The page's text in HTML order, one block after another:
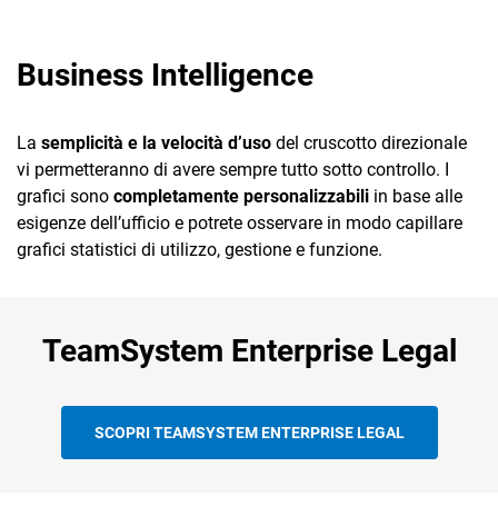
Business Intelligence
La semplicità e la velocità d’uso del cruscotto direzionale
vi permetteranno di avere sempre tutto sotto controllo. I
grafici sono completamente personalizzabili in base alle
esigenze dell’ufficio e potrete osservare in modo capillare
grafici statistici di utilizzo, gestione e funzione.
TeamSystem Enterprise Legal
SCOPRI TEAMSYSTEM ENTERPRISE LEGAL